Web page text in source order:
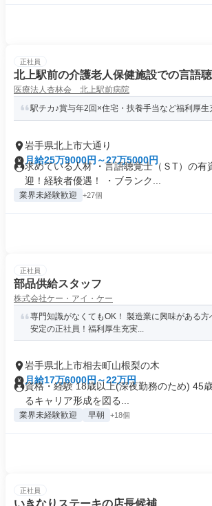
正社員
北上駅前の介護老人保健施設での言語
医療法人杏林会 北上駅前病院
駅チカ♪賞与年2回×住宅・扶養手当など福利厚生
岩手県北上市大通り
月給25万9000円～27万5000円
求めている人材 ・言語聴覚士（ＳT）の有
迎！経験者優遇！ ・ブランク...
業界未経験歓迎 +27個
正社員
部品供給スタッフ
株式会社ケー・アイ・ケー
専門知識がなくてもOK！ 製造業に興味がある
安定の正社員！福利厚生充実...
岩手県北上市相去町山根梨の木
月給17万6000円～22万円
資格・経験 18歳以上(深夜勤務のため) 45
るキャリア形成を図る...
業界未経験歓迎 早朝 +18個
正社員
いきなりステーキの店長候補